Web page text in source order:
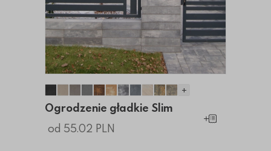
Ogrodzenie gładkie Slim
Ogrodzenie gładkie Slim
Ogrodzenie gładkie Slim
Ogrodzenie gładkie Slim
Ogrodzenie gładkie Slim
Ogrodzenie gładkie Slim
Ogrodzenie gładkie Slim
Ogrodzenie gładkie Slim
Ogrodzenie gładkie Slim
Ogrodzenie gładkie
Ogrodzenie gładkie
+
Ogrodzenie gładkie Slim
od 55.02 PLN
Dodaj do